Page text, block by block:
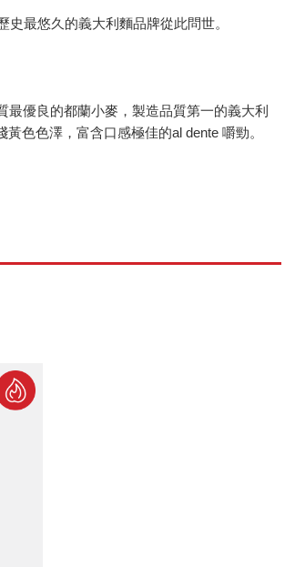
最悠久的義大利麵品牌從此問世。
優良的都蘭小麥，製造品質第一的義大利
色色澤，富含口感極佳的al dente 嚼勁。